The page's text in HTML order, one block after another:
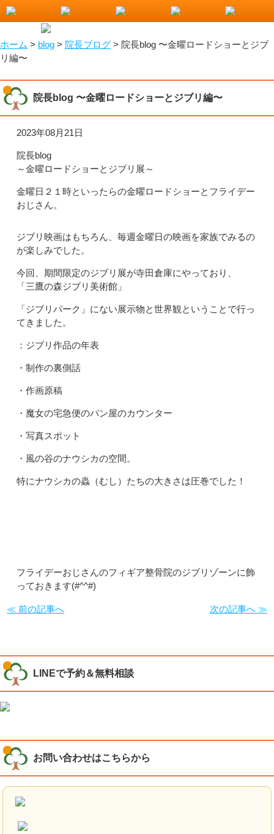
小山市で整骨院をお探しなら！わたなべ整骨院
ホーム > blog > 院長ブログ > 院長blog 〜金曜ロードショーとジブ
リ編〜
院長blog 〜金曜ロードショーとジブリ編〜
2023年08月21日
院長blog
～金曜ロードショーとジブリ展～
金曜日２１時といったらの金曜ロードショーとフライデー
おじさん。
ジブリ映画はもちろん、毎週金曜日の映画を家族でみるの
が楽しみでした。
今回、期間限定のジブリ展が寺田倉庫にやっており、
「三鷹の森ジブリ美術館」
「ジブリパーク」にない展示物と世界観ということで行っ
てきました。
：ジブリ作品の年表
・制作の裏側話
・作画原稿
・魔女の宅急便のパン屋のカウンター
・写真スポット
・風の谷のナウシカの空間。
特にナウシカの蟲（むし）たちの大きさは圧巻でした！
フライデーおじさんのフィギア整骨院のジブリゾーンに飾
っておきます(#^^#)
≪ 前の記事へ 次の記事へ ≫
LINEで予約＆無料相談
お問い合わせはこちらから